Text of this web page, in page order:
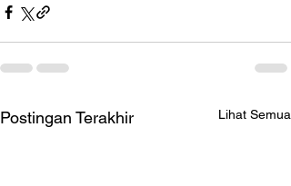
Postingan Terakhir Lihat Semua